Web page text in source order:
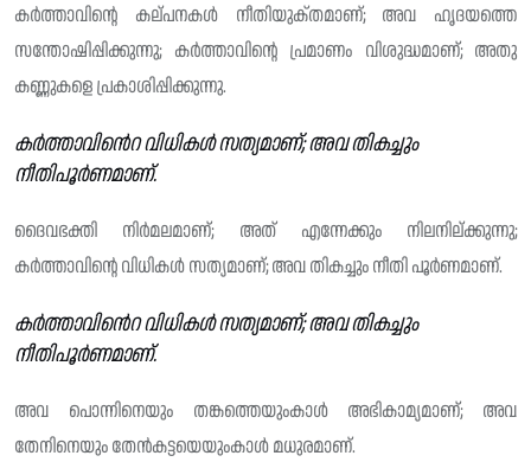
കർത്താവിന്റെ കല്‌പനകൾ നീതിയുക്‌തമാണ്; അവ ഹൃദയത്തെ
സന്തോഷിപ്പിക്കുന്നു; കർത്താവിന്റെ പ്രമാണം വിശുദ്ധമാണ്; അതു
കണ്ണുകളെ പ്രകാശിപ്പിക്കുന്നു.
കർത്താവിൻെറ വിധികൾ സത്യമാണ്; അവ തികച്ചും
നീതിപൂർണമാണ്.
ദൈവഭക്തി നിർമലമാണ്; അത് എന്നേക്കും നിലനില്ക്കുന്നു;
കർത്താവിന്റെ വിധികൾ സത്യമാണ്; അവ തികച്ചും നീതി പൂർണമാണ്.
കർത്താവിൻെറ വിധികൾ സത്യമാണ്; അവ തികച്ചും
നീതിപൂർണമാണ്.
അവ പൊന്നിനെയും തങ്കത്തെയുംകാൾ അഭികാമ്യമാണ്; അവ
തേനിനെയും തേൻകട്ടയെയുംകാൾ മധുരമാണ്.